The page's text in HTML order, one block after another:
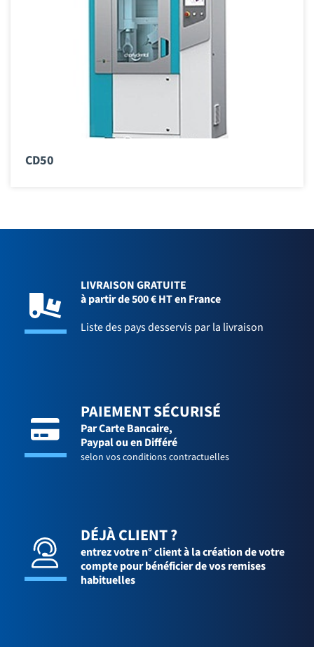
CD50
LIVRAISON GRATUITE
à partir de 500 € HT en France
Liste des pays desservis par la livraison
PAIEMENT SÉCURISÉ
Par Carte Bancaire,
Paypal ou en Différé
selon vos conditions contractuelles
DÉJÀ CLIENT ?
entrez votre n° client à la création de votre
compte pour bénéficier de vos remises
habituelles